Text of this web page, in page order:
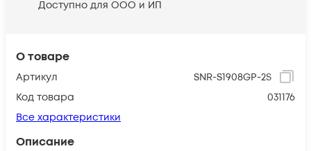
О товаре
Артикул
SNR-S1908GP-2S
Код товара
031176
Все характеристики
Описание
Доступно для ООО и ИП